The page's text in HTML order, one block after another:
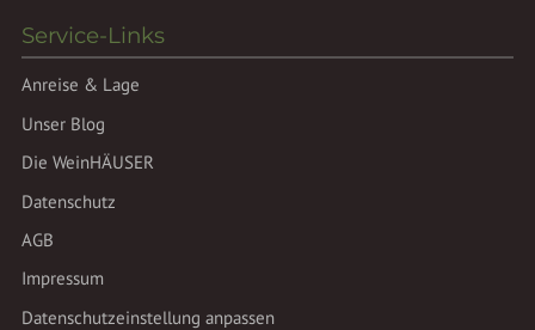
Service-Links
Anreise & Lage
Unser Blog
Die WeinHÄUSER
Datenschutz
AGB
Impressum
Datenschutzeinstellung anpassen